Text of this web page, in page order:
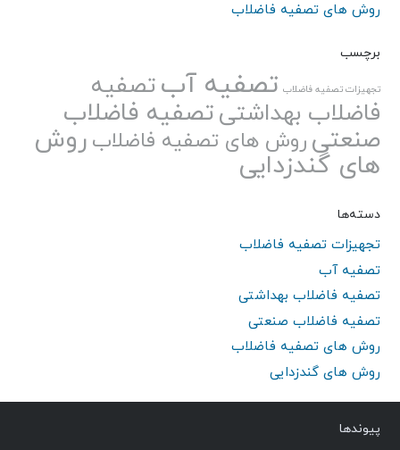
روش های تصفیه فاضلاب
برچسب
تجهیزات تصفیه فاضلاب تصفیه آبتصفیه
فاضلاب بهداشتیتصفیه فاضلاب
صنعتی روش های تصفیه فاضلاب روش
های گندزدایی
دسته‌ها
تجهیزات تصفیه فاضلاب
تصفیه آب
تصفیه فاضلاب بهداشتی
تصفیه فاضلاب صنعتی
روش های تصفیه فاضلاب
روش های گندزدایی
پیوندها